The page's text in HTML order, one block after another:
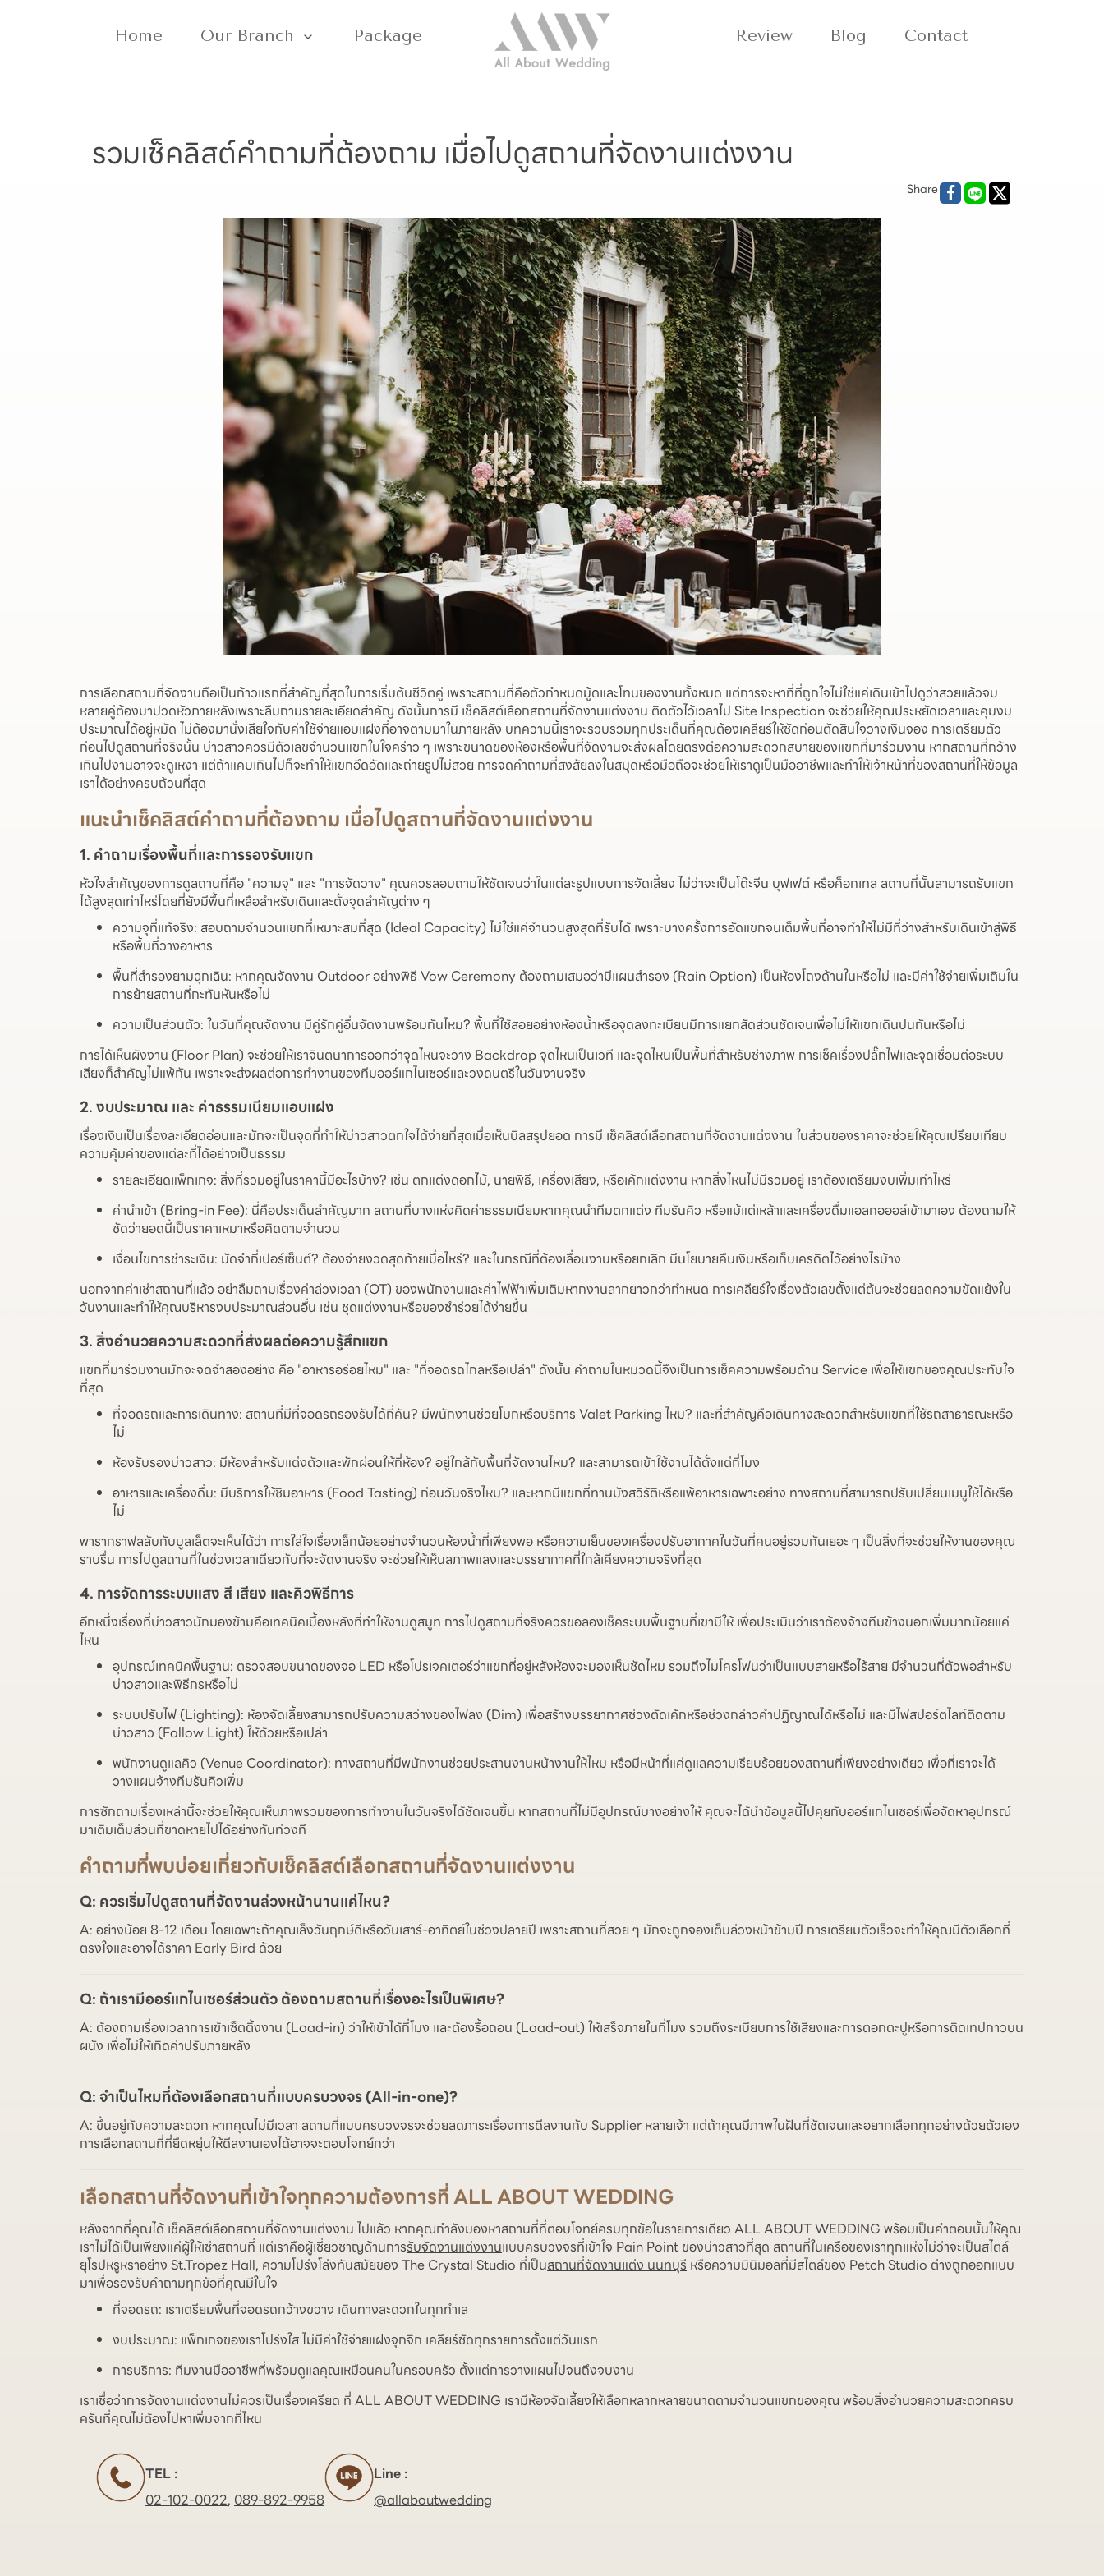
Home Our Branch Package Review Blog Contact
รวมเช็คลิสต์คำถามที่ต้องถาม เมื่อไปดูสถานที่จัดงานแต่งงาน
Share
การเลือกสถานที่จัดงานถือเป็นก้าวแรกที่สำคัญที่สุดในการเริ่มต้นชีวิตคู่ เพราะสถานที่คือตัวกำหนดมู้ดและโทนของงานทั้งหมด แต่การจะหาที่ที่ถูกใจไม่ใช่แค่เดินเข้าไปดูว่าสวยแล้วจบ
หลายคู่ต้องมาปวดหัวภายหลังเพราะลืมถามรายละเอียดสำคัญ ดังนั้นการมี เช็คลิสต์เลือกสถานที่จัดงานแต่งงาน ติดตัวไว้เวลาไป Site Inspection จะช่วยให้คุณประหยัดเวลาและคุมงบ
ประมาณได้อยู่หมัด ไม่ต้องมานั่งเสียใจกับค่าใช้จ่ายแอบแฝงที่อาจตามมาในภายหลัง บทความนี้เราจะรวบรวมทุกประเด็นที่คุณต้องเคลียร์ให้ชัดก่อนตัดสินใจวางเงินจอง การเตรียมตัว
ก่อนไปดูสถานที่จริงนั้น บ่าวสาวควรมีตัวเลขจำนวนแขกในใจคร่าว ๆ เพราะขนาดของห้องหรือพื้นที่จัดงานจะส่งผลโดยตรงต่อความสะดวกสบายของแขกที่มาร่วมงาน หากสถานที่กว้าง
เกินไปงานอาจจะดูเหงา แต่ถ้าแคบเกินไปก็จะทำให้แขกอึดอัดและถ่ายรูปไม่สวย การจดคำถามที่สงสัยลงในสมุดหรือมือถือจะช่วยให้เราดูเป็นมืออาชีพและทำให้เจ้าหน้าที่ของสถานที่ให้ข้อมูล
เราได้อย่างครบถ้วนที่สุด
แนะนำเช็คลิสต์คำถามที่ต้องถาม เมื่อไปดูสถานที่จัดงานแต่งงาน
1. คำถามเรื่องพื้นที่และการรองรับแขก
หัวใจสำคัญของการดูสถานที่คือ "ความจุ" และ "การจัดวาง" คุณควรสอบถามให้ชัดเจนว่าในแต่ละรูปแบบการจัดเลี้ยง ไม่ว่าจะเป็นโต๊ะจีน บุฟเฟต์ หรือค็อกเทล สถานที่นั้นสามารถรับแขก
ได้สูงสุดเท่าไหร่โดยที่ยังมีพื้นที่เหลือสำหรับเดินและตั้งจุดสำคัญต่าง ๆ
ความจุที่แท้จริง: สอบถามจำนวนแขกที่เหมาะสมที่สุด (Ideal Capacity) ไม่ใช่แค่จำนวนสูงสุดที่รับได้ เพราะบางครั้งการอัดแขกจนเต็มพื้นที่อาจทำให้ไม่มีที่ว่างสำหรับเดินเข้าสู่พิธี
หรือพื้นที่วางอาหาร
พื้นที่สำรองยามฉุกเฉิน: หากคุณจัดงาน Outdoor อย่างพิธี Vow Ceremony ต้องถามเสมอว่ามีแผนสำรอง (Rain Option) เป็นห้องโถงด้านในหรือไม่ และมีค่าใช้จ่ายเพิ่มเติมใน
การย้ายสถานที่กะทันหันหรือไม่
ความเป็นส่วนตัว: ในวันที่คุณจัดงาน มีคู่รักคู่อื่นจัดงานพร้อมกันไหม? พื้นที่ใช้สอยอย่างห้องน้ำหรือจุดลงทะเบียนมีการแยกสัดส่วนชัดเจนเพื่อไม่ให้แขกเดินปนกันหรือไม่
การได้เห็นผังงาน (Floor Plan) จะช่วยให้เราจินตนาการออกว่าจุดไหนจะวาง Backdrop จุดไหนเป็นเวที และจุดไหนเป็นพื้นที่สำหรับช่างภาพ การเช็คเรื่องปลั๊กไฟและจุดเชื่อมต่อระบบ
เสียงก็สำคัญไม่แพ้กัน เพราะจะส่งผลต่อการทำงานของทีมออร์แกไนเซอร์และวงดนตรีในวันงานจริง
2. งบประมาณ และ ค่าธรรมเนียมแอบแฝง
เรื่องเงินเป็นเรื่องละเอียดอ่อนและมักจะเป็นจุดที่ทำให้บ่าวสาวตกใจได้ง่ายที่สุดเมื่อเห็นบิลสรุปยอด การมี เช็คลิสต์เลือกสถานที่จัดงานแต่งงาน ในส่วนของราคาจะช่วยให้คุณเปรียบเทียบ
ความคุ้มค่าของแต่ละที่ได้อย่างเป็นธรรม
รายละเอียดแพ็กเกจ: สิ่งที่รวมอยู่ในราคานี้มีอะไรบ้าง? เช่น ตกแต่งดอกไม้, นายพิธี, เครื่องเสียง, หรือเค้กแต่งงาน หากสิ่งไหนไม่มีรวมอยู่ เราต้องเตรียมงบเพิ่มเท่าไหร่
ค่านำเข้า (Bring-in Fee): นี่คือประเด็นสำคัญมาก สถานที่บางแห่งคิดค่าธรรมเนียมหากคุณนำทีมตกแต่ง ทีมรันคิว หรือแม้แต่เหล้าและเครื่องดื่มแอลกอฮอล์เข้ามาเอง ต้องถามให้
ชัดว่ายอดนี้เป็นราคาเหมาหรือคิดตามจำนวน
เงื่อนไขการชำระเงิน: มัดจำกี่เปอร์เซ็นต์? ต้องจ่ายงวดสุดท้ายเมื่อไหร่? และในกรณีที่ต้องเลื่อนงานหรือยกเลิก มีนโยบายคืนเงินหรือเก็บเครดิตไว้อย่างไรบ้าง
นอกจากค่าเช่าสถานที่แล้ว อย่าลืมถามเรื่องค่าล่วงเวลา (OT) ของพนักงานและค่าไฟฟ้าเพิ่มเติมหากงานลากยาวกว่ากำหนด การเคลียร์ใจเรื่องตัวเลขตั้งแต่ต้นจะช่วยลดความขัดแย้งใน
วันงานและทำให้คุณบริหารงบประมาณส่วนอื่น เช่น ชุดแต่งงานหรือของชำร่วยได้ง่ายขึ้น
3. สิ่งอำนวยความสะดวกที่ส่งผลต่อความรู้สึกแขก
แขกที่มาร่วมงานมักจะจดจำสองอย่าง คือ "อาหารอร่อยไหม" และ "ที่จอดรถไกลหรือเปล่า" ดังนั้น คำถามในหมวดนี้จึงเป็นการเช็คความพร้อมด้าน Service เพื่อให้แขกของคุณประทับใจ
ที่สุด
ที่จอดรถและการเดินทาง: สถานที่มีที่จอดรถรองรับได้กี่คัน? มีพนักงานช่วยโบกหรือบริการ Valet Parking ไหม? และที่สำคัญคือเดินทางสะดวกสำหรับแขกที่ใช้รถสาธารณะหรือ
ไม่
ห้องรับรองบ่าวสาว: มีห้องสำหรับแต่งตัวและพักผ่อนให้กี่ห้อง? อยู่ใกล้กับพื้นที่จัดงานไหม? และสามารถเข้าใช้งานได้ตั้งแต่กี่โมง
อาหารและเครื่องดื่ม: มีบริการให้ชิมอาหาร (Food Tasting) ก่อนวันจริงไหม? และหากมีแขกที่ทานมังสวิรัติหรือแพ้อาหารเฉพาะอย่าง ทางสถานที่สามารถปรับเปลี่ยนเมนูให้ได้หรือ
ไม่
พารากราฟสลับกับบูลเล็ตจะเห็นได้ว่า การใส่ใจเรื่องเล็กน้อยอย่างจำนวนห้องน้ำที่เพียงพอ หรือความเย็นของเครื่องปรับอากาศในวันที่คนอยู่รวมกันเยอะ ๆ เป็นสิ่งที่จะช่วยให้งานของคุณ
ราบรื่น การไปดูสถานที่ในช่วงเวลาเดียวกับที่จะจัดงานจริง จะช่วยให้เห็นสภาพแสงและบรรยากาศที่ใกล้เคียงความจริงที่สุด
4. การจัดการระบบแสง สี เสียง และคิวพิธีการ
อีกหนึ่งเรื่องที่บ่าวสาวมักมองข้ามคือเทคนิคเบื้องหลังที่ทำให้งานดูสมูท การไปดูสถานที่จริงควรขอลองเช็คระบบพื้นฐานที่เขามีให้ เพื่อประเมินว่าเราต้องจ้างทีมข้างนอกเพิ่มมากน้อยแค่
ไหน
อุปกรณ์เทคนิคพื้นฐาน: ตรวจสอบขนาดของจอ LED หรือโปรเจคเตอร์ว่าแขกที่อยู่หลังห้องจะมองเห็นชัดไหม รวมถึงไมโครโฟนว่าเป็นแบบสายหรือไร้สาย มีจำนวนกี่ตัวพอสำหรับ
บ่าวสาวและพิธีกรหรือไม่
ระบบปรับไฟ (Lighting): ห้องจัดเลี้ยงสามารถปรับความสว่างของไฟลง (Dim) เพื่อสร้างบรรยากาศช่วงตัดเค้กหรือช่วงกล่าวคำปฏิญาณได้หรือไม่ และมีไฟสปอร์ตไลท์ติดตาม
บ่าวสาว (Follow Light) ให้ด้วยหรือเปล่า
พนักงานดูแลคิว (Venue Coordinator): ทางสถานที่มีพนักงานช่วยประสานงานหน้างานให้ไหม หรือมีหน้าที่แค่ดูแลความเรียบร้อยของสถานที่เพียงอย่างเดียว เพื่อที่เราจะได้
วางแผนจ้างทีมรันคิวเพิ่ม
การซักถามเรื่องเหล่านี้จะช่วยให้คุณเห็นภาพรวมของการทำงานในวันจริงได้ชัดเจนขึ้น หากสถานที่ไม่มีอุปกรณ์บางอย่างให้ คุณจะได้นำข้อมูลนี้ไปคุยกับออร์แกไนเซอร์เพื่อจัดหาอุปกรณ์
มาเติมเต็มส่วนที่ขาดหายไปได้อย่างทันท่วงที
คำถามที่พบบ่อยเกี่ยวกับเช็คลิสต์เลือกสถานที่จัดงานแต่งงาน
Q: ควรเริ่มไปดูสถานที่จัดงานล่วงหน้านานแค่ไหน?
A: อย่างน้อย 8-12 เดือน โดยเฉพาะถ้าคุณเล็งวันฤกษ์ดีหรือวันเสาร์-อาทิตย์ในช่วงปลายปี เพราะสถานที่สวย ๆ มักจะถูกจองเต็มล่วงหน้าข้ามปี การเตรียมตัวเร็วจะทำให้คุณมีตัวเลือกที่
ตรงใจและอาจได้ราคา Early Bird ด้วย
Q: ถ้าเรามีออร์แกไนเซอร์ส่วนตัว ต้องถามสถานที่เรื่องอะไรเป็นพิเศษ?
A: ต้องถามเรื่องเวลาการเข้าเซ็ตติ้งงาน (Load-in) ว่าให้เข้าได้กี่โมง และต้องรื้อถอน (Load-out) ให้เสร็จภายในกี่โมง รวมถึงระเบียบการใช้เสียงและการตอกตะปูหรือการติดเทปกาวบน
ผนัง เพื่อไม่ให้เกิดค่าปรับภายหลัง
Q: จำเป็นไหมที่ต้องเลือกสถานที่แบบครบวงจร (All-in-one)?
A: ขึ้นอยู่กับความสะดวก หากคุณไม่มีเวลา สถานที่แบบครบวงจรจะช่วยลดภาระเรื่องการดีลงานกับ Supplier หลายเจ้า แต่ถ้าคุณมีภาพในฝันที่ชัดเจนและอยากเลือกทุกอย่างด้วยตัวเอง
การเลือกสถานที่ที่ยืดหยุ่นให้ดีลงานเองได้อาจจะตอบโจทย์กว่า
เลือกสถานที่จัดงานที่เข้าใจทุกความต้องการที่ ALL ABOUT WEDDING
หลังจากที่คุณได้ เช็คลิสต์เลือกสถานที่จัดงานแต่งงาน ไปแล้ว หากคุณกำลังมองหาสถานที่ที่ตอบโจทย์ครบทุกข้อในรายการเดียว ALL ABOUT WEDDING พร้อมเป็นคำตอบนั้นให้คุณ
เราไม่ได้เป็นเพียงแค่ผู้ให้เช่าสถานที่ แต่เราคือผู้เชี่ยวชาญด้านการรับจัดงานแต่งงานแบบครบวงจรที่เข้าใจ Pain Point ของบ่าวสาวที่สุด สถานที่ในเครือของเราทุกแห่งไม่ว่าจะเป็นสไตล์
ยุโรปหรูหราอย่าง St.Tropez Hall, ความโปร่งโล่งทันสมัยของ The Crystal Studio ที่เป็นสถานที่จัดงานแต่ง นนทบุรี หรือความมินิมอลที่มีสไตล์ของ Petch Studio ต่างถูกออกแบบ
มาเพื่อรองรับคำถามทุกข้อที่คุณมีในใจ
ที่จอดรถ: เราเตรียมพื้นที่จอดรถกว้างขวาง เดินทางสะดวกในทุกทำเล
งบประมาณ: แพ็กเกจของเราโปร่งใส ไม่มีค่าใช้จ่ายแฝงจุกจิก เคลียร์ชัดทุกรายการตั้งแต่วันแรก
การบริการ: ทีมงานมืออาชีพที่พร้อมดูแลคุณเหมือนคนในครอบครัว ตั้งแต่การวางแผนไปจนถึงจบงาน
เราเชื่อว่าการจัดงานแต่งงานไม่ควรเป็นเรื่องเครียด ที่ ALL ABOUT WEDDING เรามีห้องจัดเลี้ยงให้เลือกหลากหลายขนาดตามจำนวนแขกของคุณ พร้อมสิ่งอำนวยความสะดวกครบ
ครันที่คุณไม่ต้องไปหาเพิ่มจากที่ไหน
TEL :
02-102-0022, 089-892-9958
Line :
@allaboutwedding